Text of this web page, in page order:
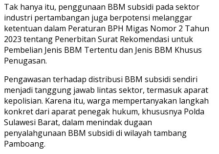
Tak hanya itu, penggunaan BBM subsidi pada sektor
industri pertambangan juga berpotensi melanggar
ketentuan dalam Peraturan BPH Migas Nomor 2 Tahun
2023 tentang Penerbitan Surat Rekomendasi untuk
Pembelian Jenis BBM Tertentu dan Jenis BBM Khusus
Penugasan.
Pengawasan terhadap distribusi BBM subsidi sendiri
menjadi tanggung jawab lintas sektor, termasuk aparat
kepolisian. Karena itu, warga mempertanyakan langkah
konkret dari aparat penegak hukum, khususnya Polda
Sulawesi Barat, dalam menindak dugaan
penyalahgunaan BBM subsidi di wilayah tambang
Pamboang.